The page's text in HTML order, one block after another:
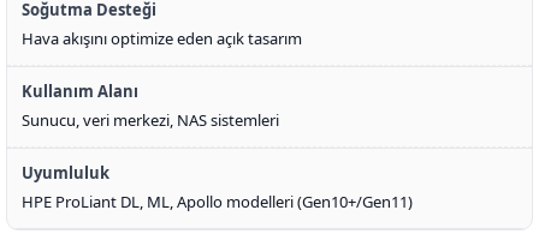
Soğutma Desteği
Hava akışını optimize eden açık tasarım
Kullanım Alanı
Sunucu, veri merkezi, NAS sistemleri
Uyumluluk
HPE ProLiant DL, ML, Apollo modelleri (Gen10+/Gen11)